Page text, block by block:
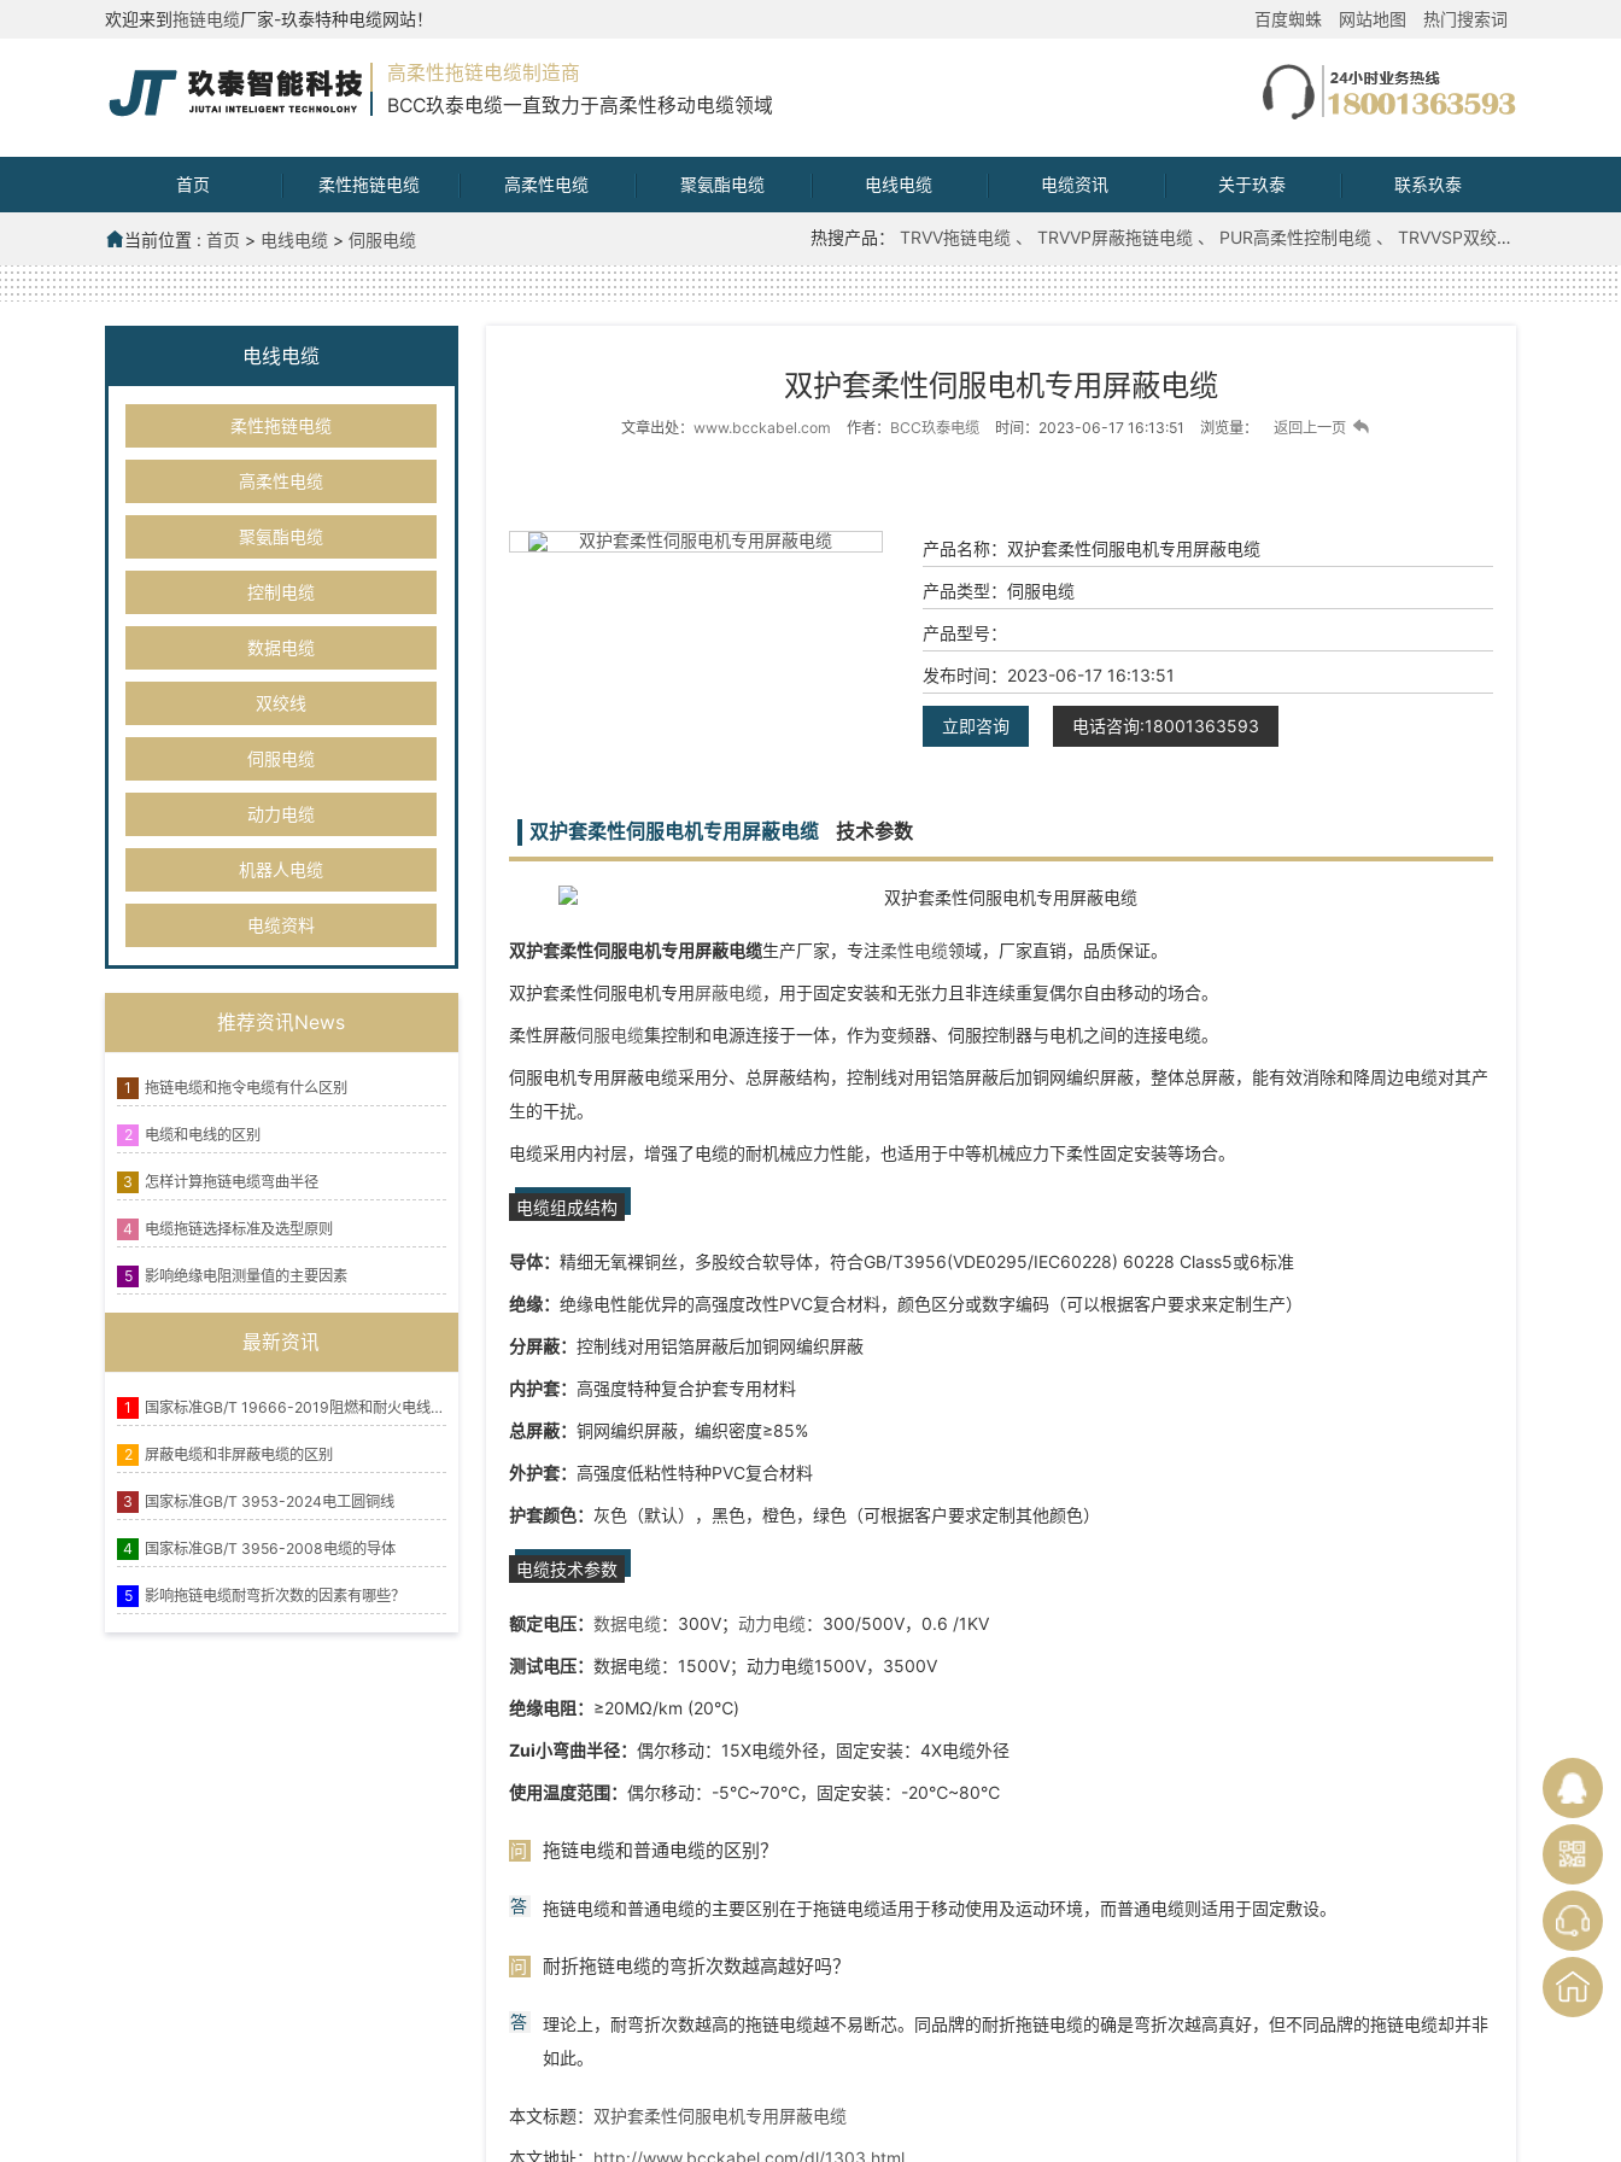
欢迎来到拖链电缆厂家-玖泰特种电缆网站！ 热门搜索词
网站地图
百度蜘蛛
高柔性拖链电缆制造商
BCC玖泰电缆一直致力于高柔性移动电缆领域
首页 柔性拖链电缆 高柔性电缆 聚氨酯电缆 电线电缆 电缆资讯 关于玖泰 联系玖泰
当前位置 : 首页 > 电线电缆 > 伺服电缆 热搜产品： TRVV拖链电缆 TRVVP屏蔽拖链电缆 PUR高柔性控制电缆 TRVVSP双绞屏蔽拖链电缆
电线电缆
柔性拖链电缆
高柔性电缆
聚氨酯电缆
控制电缆
数据电缆
双绞线
伺服电缆
动力电缆
机器人电缆
电缆资料
推荐资讯News
1 拖链电缆和拖令电缆有什么区别
2 电缆和电线的区别
3 怎样计算拖链电缆弯曲半径
4 电缆拖链选择标准及选型原则
5 影响绝缘电阻测量值的主要因素
最新资讯
1 国家标准GB/T 19666-2019阻燃和耐火电线电缆或光缆通则
2 屏蔽电缆和非屏蔽电缆的区别
3 国家标准GB/T 3953-2024电工圆铜线
4 国家标准GB/T 3956-2008电缆的导体
5 影响拖链电缆耐弯折次数的因素有哪些？
双护套柔性伺服电机专用屏蔽电缆
文章出处： www.bcckabel.com 作者： BCC玖泰电缆 时间：2023-06-17 16:13:51 浏览量： 返回上一页
产品名称： 双护套柔性伺服电机专用屏蔽电缆
产品类型： 伺服电缆
产品型号：
发布时间： 2023-06-17 16:13:51
立即咨询 电话咨询:18001363593
双护套柔性伺服电机专用屏蔽电缆 技术参数
双护套柔性伺服电机专用屏蔽电缆生产厂家，专注柔性电缆领域，厂家直销，品质保证。
双护套柔性伺服电机专用屏蔽电缆，用于固定安装和无张力且非连续重复偶尔自由移动的场合。
柔性屏蔽伺服电缆集控制和电源连接于一体，作为变频器、伺服控制器与电机之间的连接电缆。
伺服电机专用屏蔽电缆采用分、总屏蔽结构，控制线对用铝箔屏蔽后加铜网编织屏蔽，整体总屏蔽，能有效消除和降周边电缆对其产
生的干扰。
电缆采用内衬层，增强了电缆的耐机械应力性能，也适用于中等机械应力下柔性固定安装等场合。
电缆组成结构
导体： 精细无氧裸铜丝，多股绞合软导体，符合GB/T3956(VDE0295/IEC60228) 60228 Class5或6标准
绝缘： 绝缘电性能优异的高强度改性PVC复合材料，颜色区分或数字编码（可以根据客户要求来定制生产）
分屏蔽： 控制线对用铝箔屏蔽后加铜网编织屏蔽
内护套： 高强度特种复合护套专用材料
总屏蔽： 铜网编织屏蔽，编织密度≥85%
外护套： 高强度低粘性特种PVC复合材料
护套颜色： 灰色（默认），黑色，橙色，绿色（可根据客户要求定制其他颜色）
电缆技术参数
额定电压： 数据电缆：300V； 动力电缆：300/500V，0.6 /1KV
测试电压： 数据电缆：1500V；动力电缆1500V，3500V
绝缘电阻： ≥20MΩ/km (20℃)
Zui小弯曲半径： 偶尔移动：15X电缆外径，固定安装：4X电缆外径
使用温度范围： 偶尔移动：-5℃~70℃，固定安装：-20℃~80℃
问 拖链电缆和普通电缆的区别？
答 拖链电缆和普通电缆的主要区别在于拖链电缆适用于移动使用及运动环境，而普通电缆则适用于固定敷设。
问 耐折拖链电缆的弯折次数越高越好吗？
答
理论上，耐弯折次数越高的拖链电缆越不易断芯。同品牌的耐折拖链电缆的确是弯折次越高真好，但不同品牌的拖链电缆却并非
如此。
本文标题： 双护套柔性伺服电机专用屏蔽电缆